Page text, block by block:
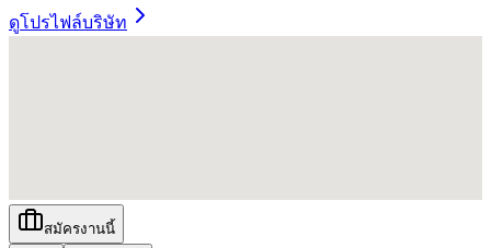
ดูโปรไฟล์บริษัท
สมัครงานนี้